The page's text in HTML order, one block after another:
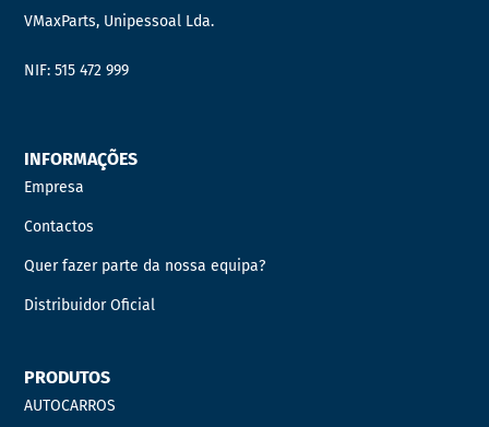
VMaxParts, Unipessoal Lda.
NIF: 515 472 999
INFORMAÇÕES
Empresa
Contactos
Quer fazer parte da nossa equipa?
Distribuidor Oficial
PRODUTOS
AUTOCARROS